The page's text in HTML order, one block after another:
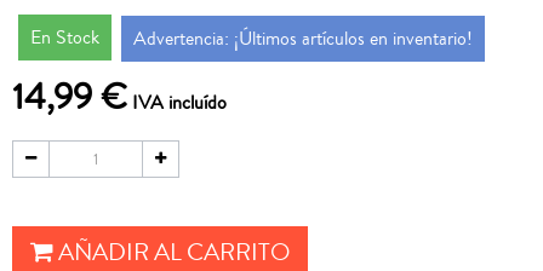
En Stock Advertencia: ¡Últimos artículos en inventario!
14,99 € IVA incluído
AÑADIR AL CARRITO